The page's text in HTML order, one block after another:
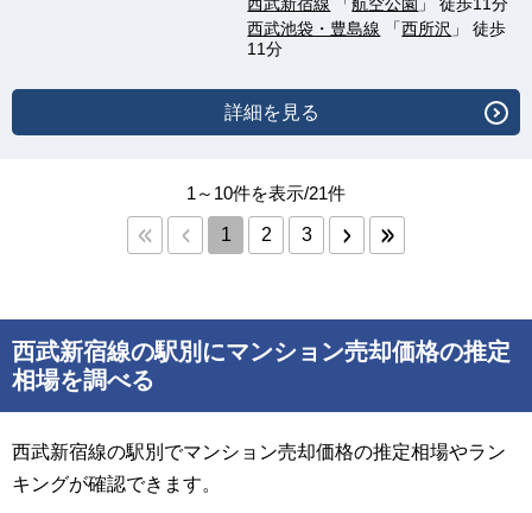
西武池袋・豊島線 「西所沢 」 徒歩
11分
詳細を見る
1～10件を表示/21件
1 2 3
西武新宿線の駅別にマンション売却価格の推定
相場を調べる
西武新宿線の駅別でマンション売却価格の推定相場やラン
キングが確認できます。